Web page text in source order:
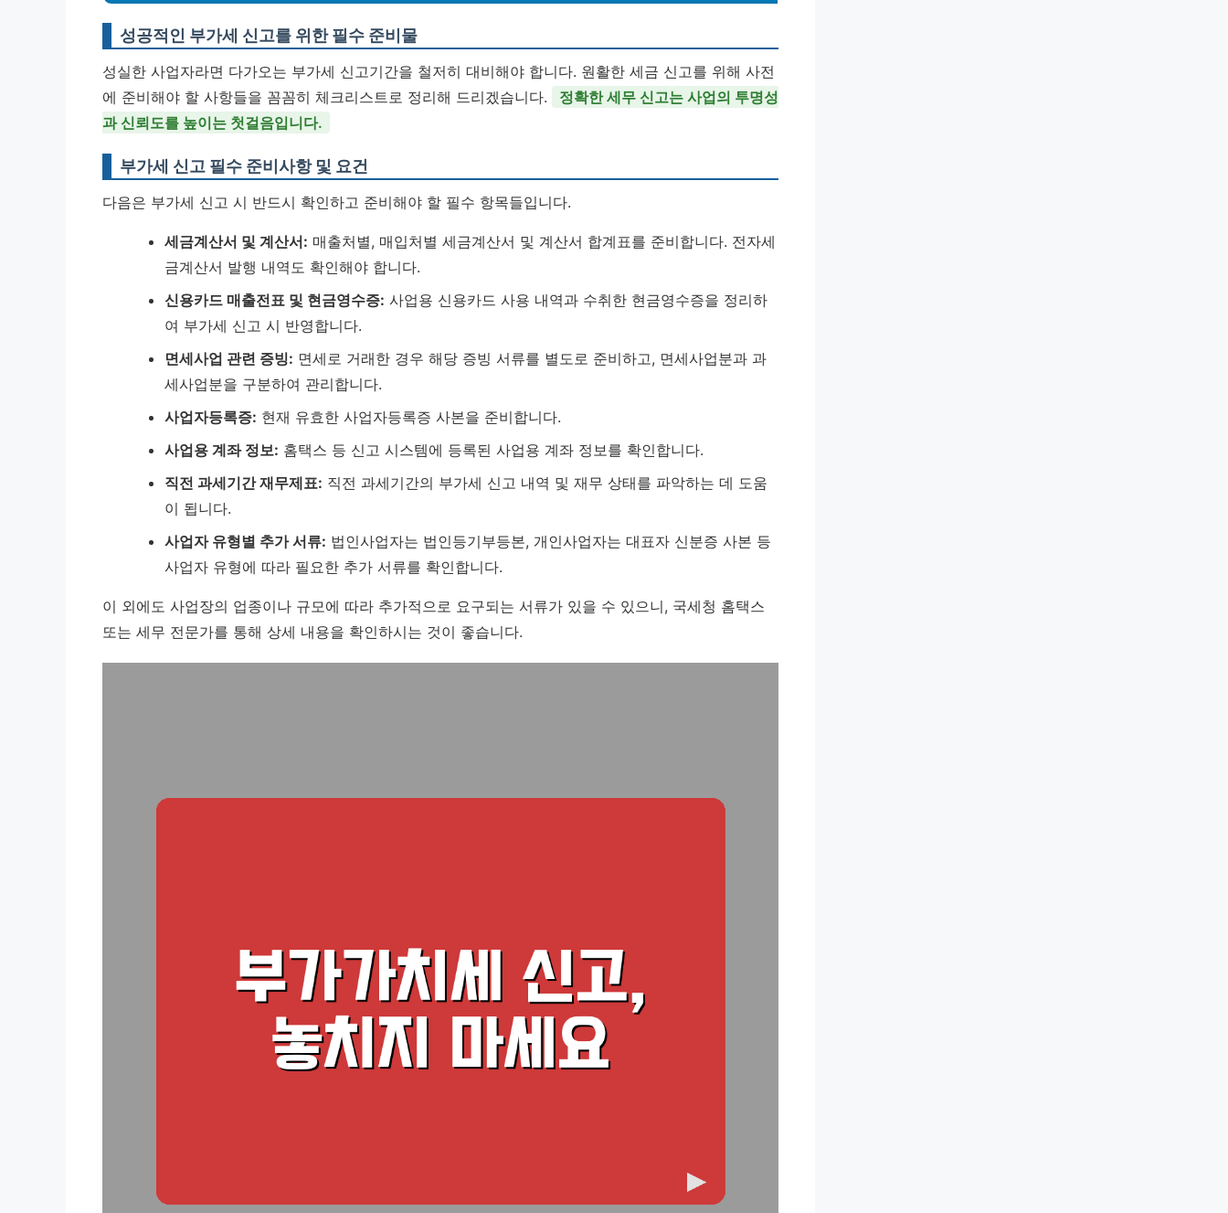
성공적인 부가세 신고를 위한 필수 준비물
성실한 사업자라면 다가오는 부가세 신고기간을 철저히 대비해야 합니다. 원활한 세금 신고를 위해 사전
에 준비해야 할 사항들을 꼼꼼히 체크리스트로 정리해 드리겠습니다.
정확한 세무 신고는 사업의 투명성
과 신뢰도를 높이는 첫걸음입니다.
부가세 신고 필수 준비사항 및 요건
다음은 부가세 신고 시 반드시 확인하고 준비해야 할 필수 항목들입니다.
세금계산서 및 계산서: 매출처별, 매입처별 세금계산서 및 계산서 합계표를 준비합니다. 전자세
금계산서 발행 내역도 확인해야 합니다.
신용카드 매출전표 및 현금영수증: 사업용 신용카드 사용 내역과 수취한 현금영수증을 정리하
여 부가세 신고 시 반영합니다.
면세사업 관련 증빙: 면세로 거래한 경우 해당 증빙 서류를 별도로 준비하고, 면세사업분과 과
세사업분을 구분하여 관리합니다.
사업자등록증: 현재 유효한 사업자등록증 사본을 준비합니다.
사업용 계좌 정보: 홈택스 등 신고 시스템에 등록된 사업용 계좌 정보를 확인합니다.
직전 과세기간 재무제표: 직전 과세기간의 부가세 신고 내역 및 재무 상태를 파악하는 데 도움
이 됩니다.
사업자 유형별 추가 서류: 법인사업자는 법인등기부등본, 개인사업자는 대표자 신분증 사본 등
사업자 유형에 따라 필요한 추가 서류를 확인합니다.
이 외에도 사업장의 업종이나 규모에 따라 추가적으로 요구되는 서류가 있을 수 있으니, 국세청 홈택스
또는 세무 전문가를 통해 상세 내용을 확인하시는 것이 좋습니다.